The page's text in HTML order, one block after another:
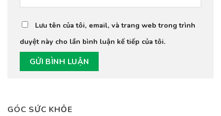
GÓC SỨC KHỎE
Lưu tên của tôi, email, và trang web trong trình
duyệt này cho lần bình luận kế tiếp của tôi.